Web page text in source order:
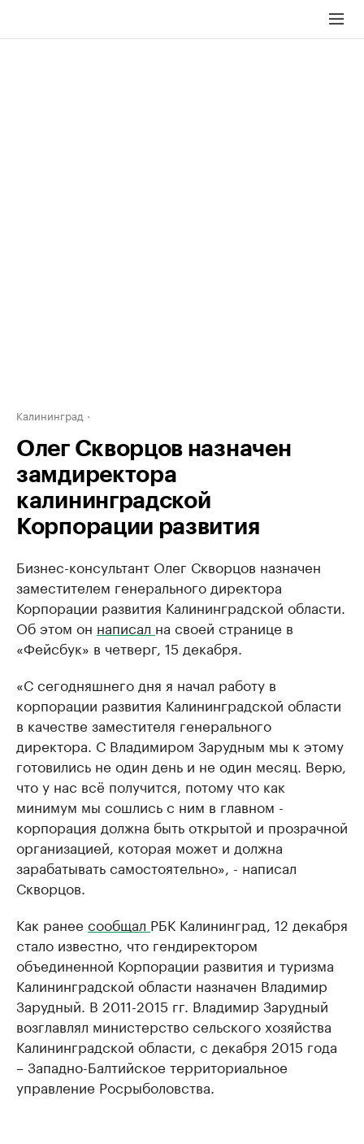
Калининград
Олег Скворцов назначен
замдиректора
калининградской
Корпорации развития
Бизнес-консультант Олег Скворцов назначен
заместителем генерального директора
Корпорации развития Калининградской области.
Об этом он написал на своей странице в
«Фейсбук» в четверг, 15 декабря.
«С сегодняшнего дня я начал работу в
корпорации развития Калининградской области
в качестве заместителя генерального
директора. С Владимиром Зарудным мы к этому
готовились не один день и не один месяц. Верю,
что у нас всё получится, потому что как
минимум мы сошлись с ним в главном -
корпорация должна быть открытой и прозрачной
организацией, которая может и должна
зарабатывать самостоятельно», - написал
Скворцов.
Как ранее сообщал РБК Калининград, 12 декабря
стало известно, что гендиректором
объединенной Корпорации развития и туризма
Калининградской области назначен Владимир
Зарудный. В 2011-2015 гг. Владимир Зарудный
возглавлял министерство сельского хозяйства
Калининградской области, с декабря 2015 года
– Западно-Балтийское территориальное
управление Росрыболовства.